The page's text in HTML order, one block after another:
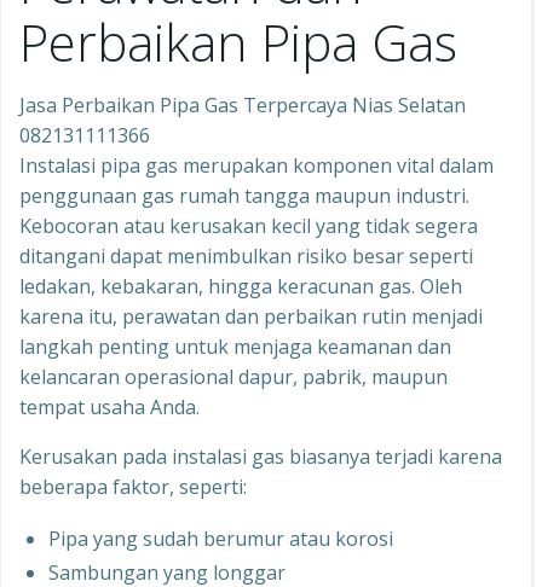
Perbaikan Pipa Gas
Jasa Perbaikan Pipa Gas Terpercaya Nias Selatan
082131111366
Instalasi pipa gas merupakan komponen vital dalam
penggunaan gas rumah tangga maupun industri.
Kebocoran atau kerusakan kecil yang tidak segera
ditangani dapat menimbulkan risiko besar seperti
ledakan, kebakaran, hingga keracunan gas. Oleh
karena itu, perawatan dan perbaikan rutin menjadi
langkah penting untuk menjaga keamanan dan
kelancaran operasional dapur, pabrik, maupun
tempat usaha Anda.
Kerusakan pada instalasi gas biasanya terjadi karena
beberapa faktor, seperti:
Pipa yang sudah berumur atau korosi
Sambungan yang longgar